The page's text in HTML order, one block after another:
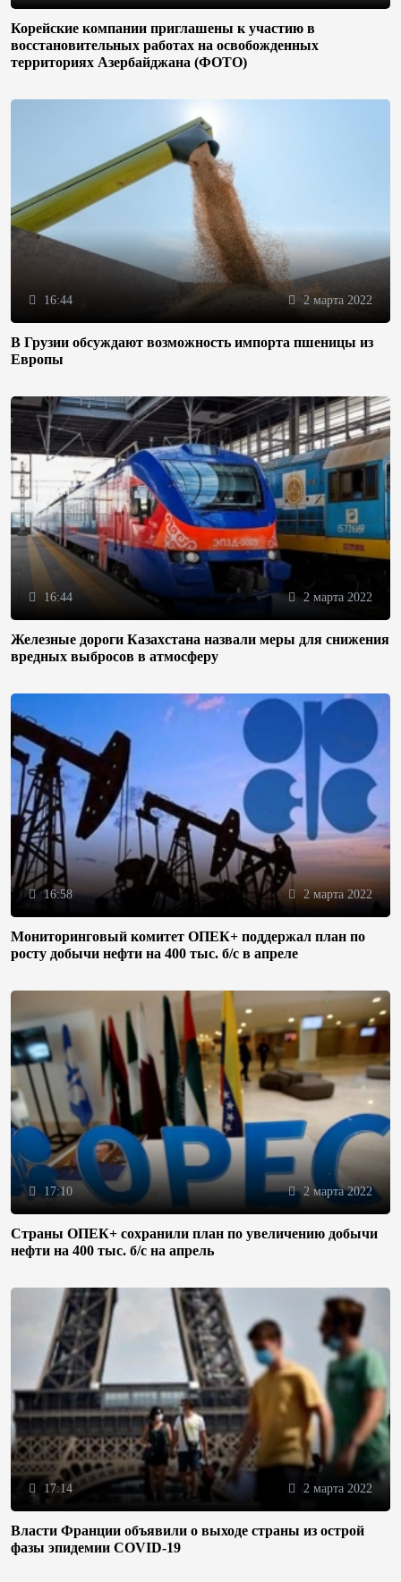
Корейские компании приглашены к участию в
восстановительных работах на освобожденных
территориях Азербайджана (ФОТО)
16:44 2 марта 2022
В Грузии обсуждают возможность импорта пшеницы из
Европы
16:44 2 марта 2022
Железные дороги Казахстана назвали меры для снижения
вредных выбросов в атмосферу
16:58 2 марта 2022
Мониторинговый комитет ОПЕК+ поддержал план по
росту добычи нефти на 400 тыс. б/с в апреле
17:10 2 марта 2022
Страны ОПЕК+ сохранили план по увеличению добычи
нефти на 400 тыс. б/с на апрель
17:14 2 марта 2022
Власти Франции объявили о выходе страны из острой
фазы эпидемии COVID-19